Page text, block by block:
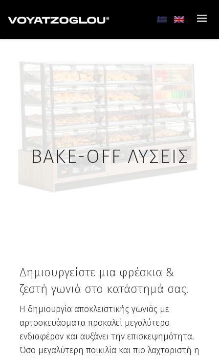
BAKE-OFF ΛΥΣΕΙΣ
Δημιουργείστε μια φρέσκια &
ζεστή γωνιά στο κατάστημά σας.
Η δημιουργία αποκλειστικής γωνιάς με
αρτοσκευάσματα προκαλεί μεγαλύτερο
ενδιαφέρον και αυξάνει την επισκεψημότητα.
Όσο μεγαλύτερη ποικιλία και πιο λαχταριστή η